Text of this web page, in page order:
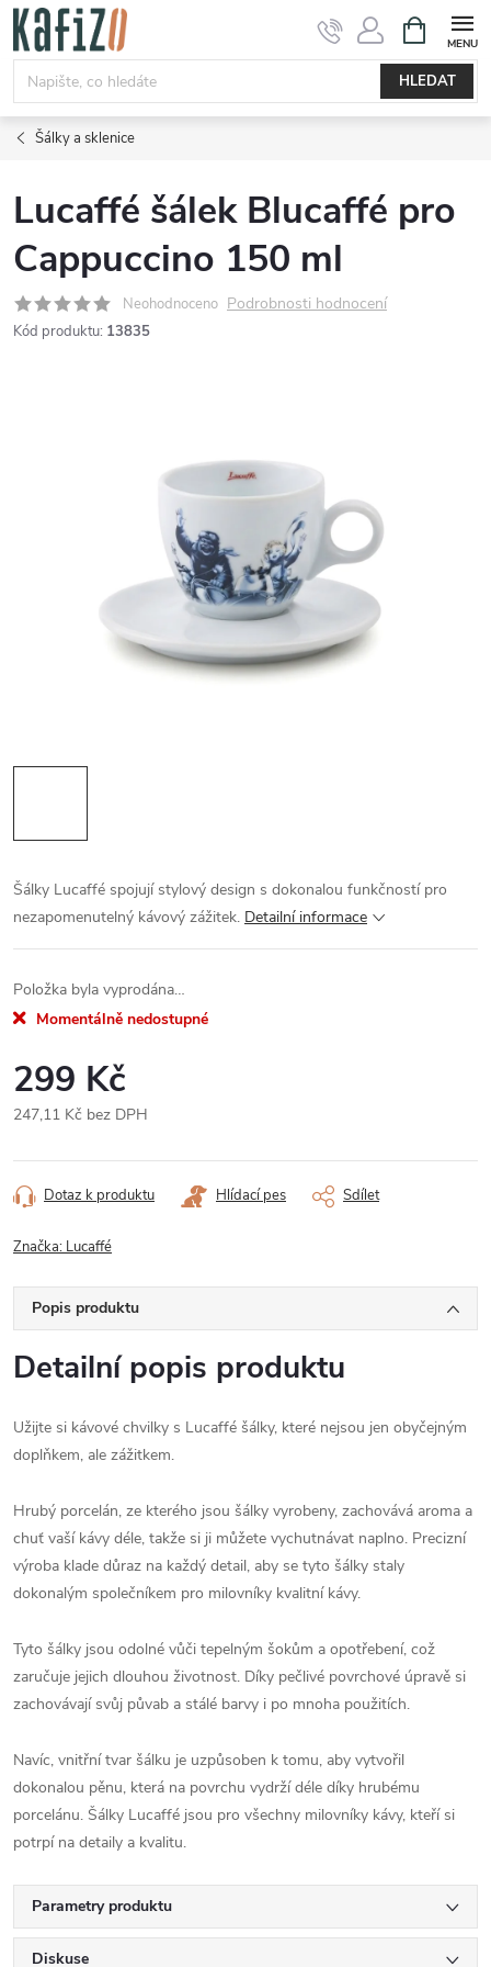
Přejít
obsah
HLEDAT
NÁKUPNÍ
KOŠÍK
Šálky a sklenice
Lucaffé šálek Blucaffé pro
Cappuccino 150 ml
Neohodnoceno Podrobnosti hodnocení
Kód produktu: 13835
Šálky Lucaffé spojují stylový design s dokonalou funkčností pro
nezapomenutelný kávový zážitek. Detailní informace
Položka byla vyprodána…
Momentálně nedostupné
299 Kč
247,11 Kč bez DPH
cena:
Dotaz k produktu Hlídací pes Sdílet
Značka: Lucaffé
Popis produktu
Detailní popis produktu
Užijte si kávové chvilky s Lucaffé šálky, které nejsou jen obyčejným
doplňkem, ale zážitkem.
Hrubý porcelán, ze kterého jsou šálky vyrobeny, zachovává aroma a
chuť vaší kávy déle, takže si ji můžete vychutnávat naplno. Precizní
výroba klade důraz na každý detail, aby se tyto šálky staly
dokonalým společníkem pro milovníky kvalitní kávy.
Tyto šálky jsou odolné vůči tepelným šokům a opotřebení, což
zaručuje jejich dlouhou životnost. Díky pečlivé povrchové úpravě si
zachovávají svůj půvab a stálé barvy i po mnoha použitích.
Navíc, vnitřní tvar šálku je uzpůsoben k tomu, aby vytvořil
dokonalou pěnu, která na povrchu vydrží déle díky hrubému
porcelánu. Šálky Lucaffé jsou pro všechny milovníky kávy, kteří si
potrpí na detaily a kvalitu.
Parametry produktu
Diskuse